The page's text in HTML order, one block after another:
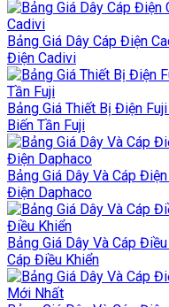
Bảng Giá Dây Cáp Điện
Điện Cadivi
Bảng Giá Thiết Bị Điện
Biến Tần Fuji
Bảng Giá Dây Và Cáp
Điện Daphaco
Bảng Giá Dây Và Cáp
Cáp Điều Khiển